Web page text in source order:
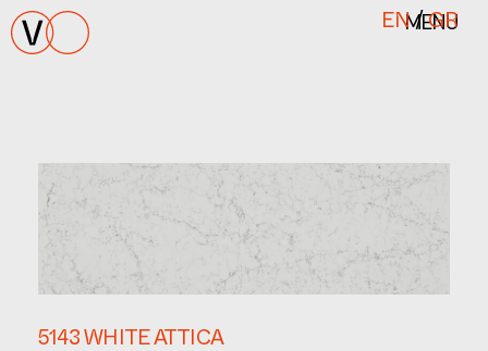
MENU
EN/GR
5143 WHITE ATTICA